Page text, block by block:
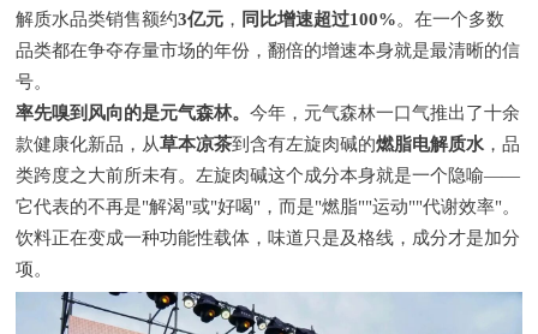
解质水品类销售额约3亿元 ， 同比增速超过100%。在一个多数
品类都在争夺存量市场的年份，翻倍的增速本身就是最清晰的信
号。
率先嗅到风向的是元气森林。今年，元气森林一口气推出了十余
款健康化新品，从草本凉茶到含有左旋肉碱的燃脂电解质水 ，品
类跨度之大前所未有。左旋肉碱这个成分本身就是一个隐喻——
它代表的不再是"解渴"或"好喝"，而是"燃脂""运动""代谢效率"。
饮料正在变成一种功能性载体，味道只是及格线，成分才是加分
项。